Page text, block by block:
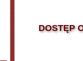
DOSTĘP